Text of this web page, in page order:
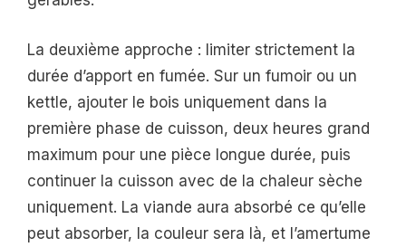
La deuxième approche : limiter strictement la
durée d’apport en fumée. Sur un fumoir ou un
kettle, ajouter le bois uniquement dans la
première phase de cuisson, deux heures grand
maximum pour une pièce longue durée, puis
continuer la cuisson avec de la chaleur sèche
uniquement. La viande aura absorbé ce qu’elle
peut absorber, la couleur sera là, et l’amertume